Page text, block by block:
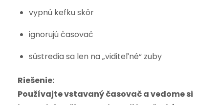
vypnú kefku skôr
ignorujú časovač
sústredia sa len na „viditeľné“ zuby
Riešenie:
Používajte vstavaný časovač a vedome si